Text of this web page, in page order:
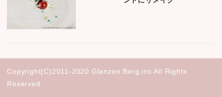
Copyright(C)2011-2020 Glanzen Berg.inc All Rights
Reserved.